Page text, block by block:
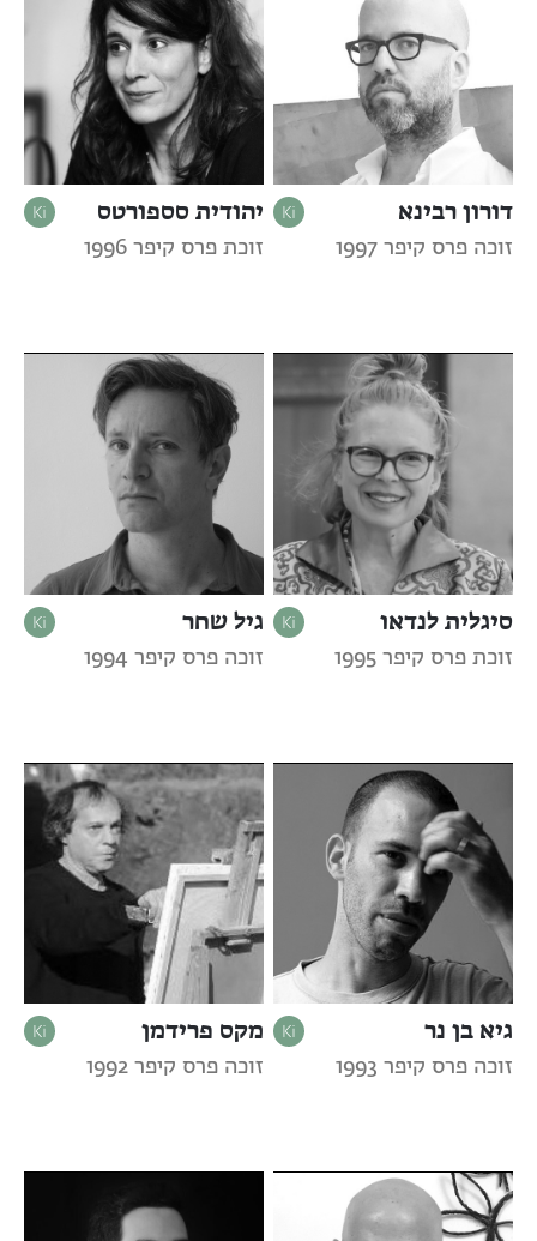
דורון רבינא
זוכה פרס קיפר 1997
יהודית סספורטס
זוכת פרס קיפר 1996
סיגלית לנדאו
זוכת פרס קיפר 1995
גיל שחר
זוכה פרס קיפר 1994
גיא בן נר
זוכה פרס קיפר 1993
מקס פרידמן
זוכה פרס קיפר 1992